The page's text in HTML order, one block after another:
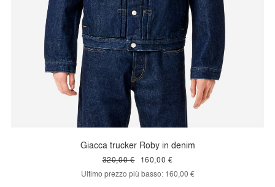
Giacca trucker Roby in denim
160,00 €
320,00 €
Ultimo prezzo più basso: 160,00 €